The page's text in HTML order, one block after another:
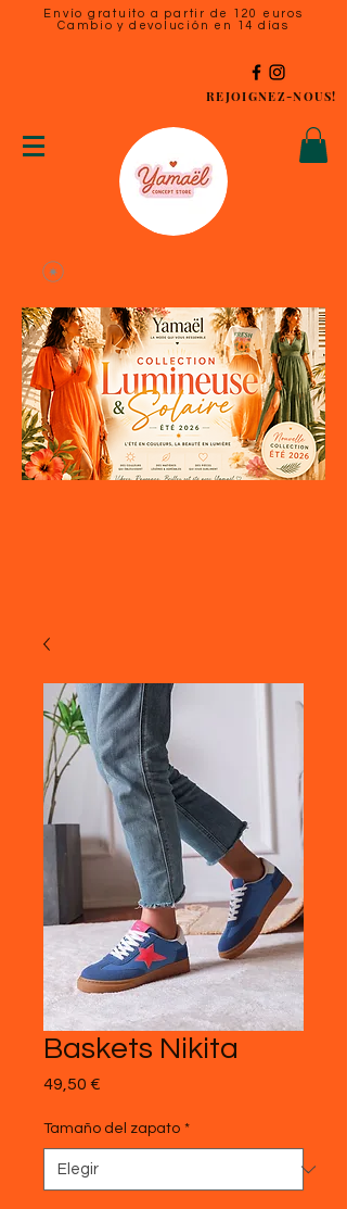
Envío gratuito a partir de 120 euros
Cambio y devolución en 14 días
REJOIGNEZ-NOUS!
Baskets Nikita
49,50 €
Tamaño del zapato *